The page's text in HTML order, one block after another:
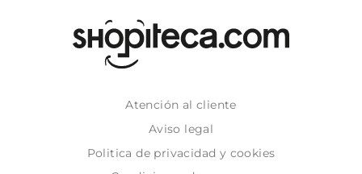
Atención al cliente
Aviso legal
Politica de privacidad y cookies